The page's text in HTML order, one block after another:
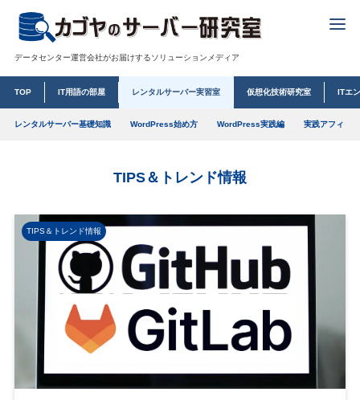
データセンター運営会社がお届けするソリューションメディア
TOP IT用語の部屋 レンタルサーバー実習室 仮想化技術研究室 ITエ
レンタルサーバー基礎知識 WordPress始め方 WordPress実践編 実践アフィリ
TIPS＆トレンド情報
TIPS＆トレンド情報